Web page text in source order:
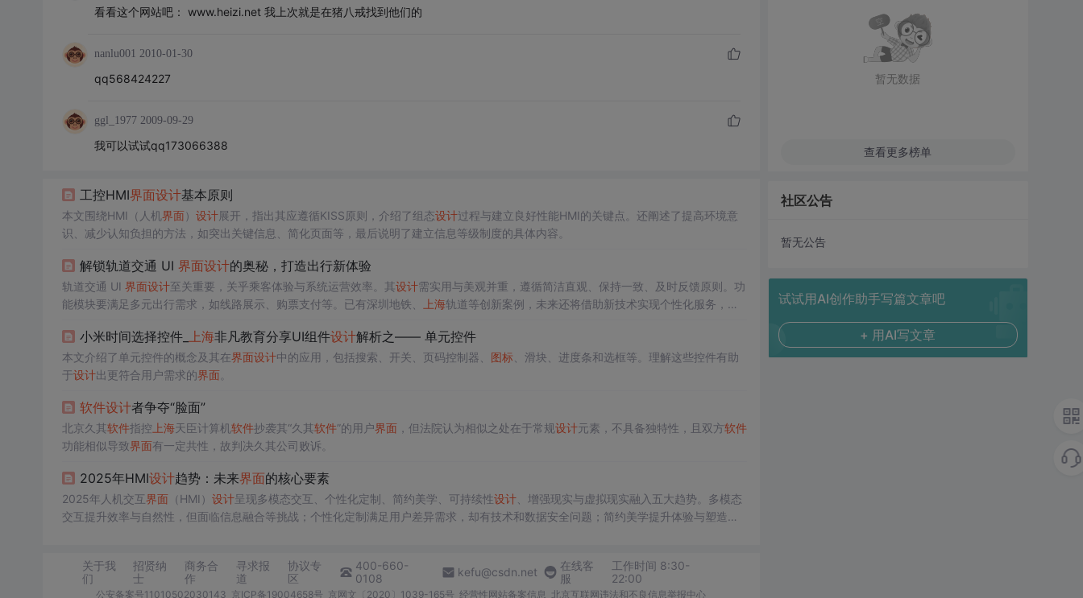
看看这个网站吧： www.heizi.net 我上次就是在猪八戒找到他们的
nanlu001 2010-01-30
qq568424227
ggl_1977 2009-09-29
我可以试试qq173066388
工控HMI界面设计基本原则
本文围绕HMI（人机界面） 设计展开，指出其应遵循KISS原则，介绍了组态设计过程与建立良好性能HMI的关键点。还阐述了提高环境意
识、减少认知负担的方法，如突出关键信息、简化页面等，最后说明了建立信息等级制度的具体内容。
解锁轨道交通 UI 界面设计的奥秘，打造出行新体验
轨道交通 UI 界面设计至关重要，关乎乘客体验与系统运营效率。其设计需实用与美观并重，遵循简洁直观、保持一致、及时反馈原则。功
能模块要满足多元出行需求，如线路展示、购票支付等。已有深圳地铁、
上海轨道等创新案例，未来还将借助新技术实现个性化服务，推
小米时间选择控件_ 上海非凡教育分享UI组件设计解析之—— 单元控件
本文介绍了单元控件的概念及其在界面设计中的应用，包括搜索、开关、页码控制器、 图标 、滑块、进度条和选框等。理解这些控件有助
于设计出更符合用户需求的界面。
软件设计者争夺“脸面”
北京久其软件指控 上海天臣计算机软件抄袭其“久其软件”的用户界面，但法院认为相似之处在于常规设计元素，不具备独特性，且双方软件
功能相似导致界面有一定共性，故判决久其公司败诉。
2025年HMI设计趋势：未来界面的核心要素
2025年人机交互界面（HMI） 设计呈现多模态交互、个性化定制、简约美学、可持续性设计、增强现实与虚拟现实融入五大趋势。多模态
交互提升效率与自然性，但面临信息融合等挑战；个性化定制满足用户差异需求，却有技术和数据安全问题；简约美学提升体验与塑造品
关于我
们
招贤纳
士
商务合
作
寻求报
道
协议专
区
400-660-
0108
kefu@csdn.net
在线客
服
工作时间 8:30-
22:00
公安备案号11010502030143 京ICP备19004658号 京网文〔2020〕1039-165号 经营性网站备案信息 北京互联网违法和不良信息举报中心
暂无数据
查看更多榜单
社区公告
暂无公告
试试用AI创作助手写篇文章吧
+ 用AI写文章